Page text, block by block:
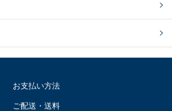
お支払い方法
ご配送・送料